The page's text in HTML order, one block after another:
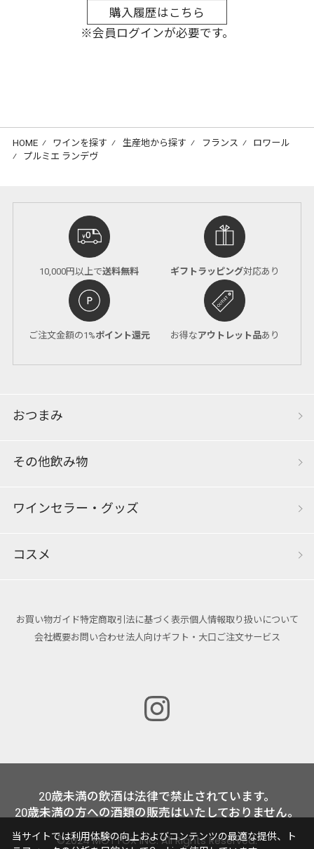
購入履歴はこちら
※会員ログインが必要です。
HOME ⁄ ワインを探す ⁄ 生産地から探す ⁄ フランス ⁄ ロワール
⁄ プルミエ ランデヴ
10,000円以上で送料無料 ギフトラッピング対応あり
ご注文金額の1%ポイント還元 お得なアウトレット品あり
おつまみ
その他飲み物
ワインセラー・グッズ
コスメ
お買い物ガイド特定商取引法に基づく表示個人情報取り扱いについて
会社概要お問い合わせ法人向けギフト・大口ご注文サービス
20歳未満の飲酒は法律で禁止されています。
20歳未満の方への酒類の販売はいたしておりません。
©2024 MOTTOX INC. All Rights Reserved.
当サイトでは利用体験の向上およびコンテンツの最適な提供、ト